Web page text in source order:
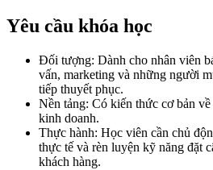
Yêu cầu khóa học
Đối tượng: Dành cho nhân viên
vấn, marketing và những người
tiếp thuyết phục.
Nền tảng: Có kiến thức cơ bản
kinh doanh.
Thực hành: Học viên cần chủ
thực tế và rèn luyện kỹ năng đặt
khách hàng.